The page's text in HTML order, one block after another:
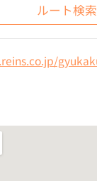
ルート検索